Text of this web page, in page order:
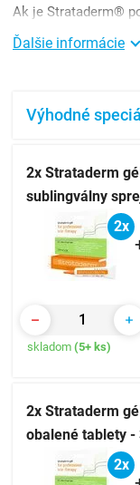
Ďalšie informácie
Výhodné
2x Strataderm
sublingválny
2x
skladom (5+ ks)
2x Strataderm
obalené tablety -
2x